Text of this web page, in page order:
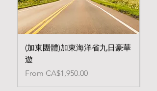
(加東團體)加東海洋省九日豪華
遊
From CA$1,950.00
Sale Price